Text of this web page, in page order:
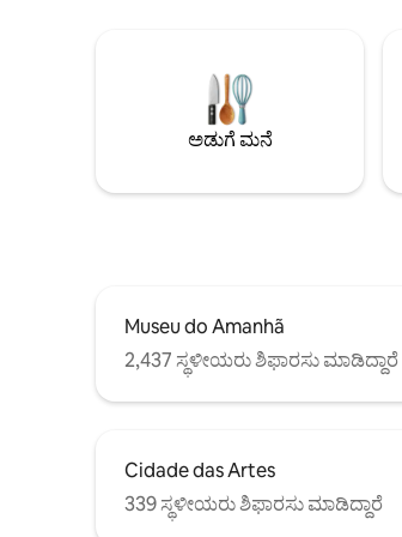
ಅಡುಗೆ ಮನೆ
Museu do Amanhã
2,437 ಸ್ಥಳೀಯರು ಶಿಫಾರಸು ಮಾಡಿದ್ದಾರೆ
Cidade das Artes
339 ಸ್ಥಳೀಯರು ಶಿಫಾರಸು ಮಾಡಿದ್ದಾರೆ